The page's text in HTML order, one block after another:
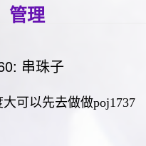
管理
串珠子
可以先去做做poj1737